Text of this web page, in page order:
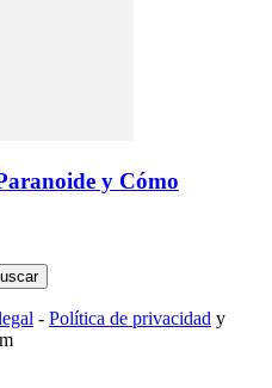
y Cómo
- Política de privacidad y